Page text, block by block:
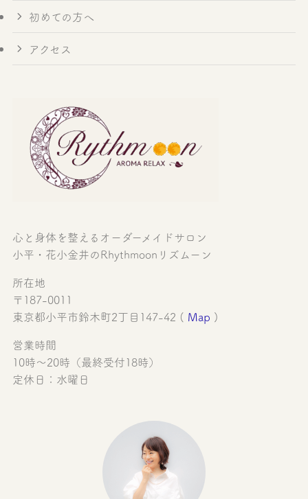
初めての方へ
アクセス
心と身体を整えるオーダーメイドサロン
小平・花小金井のRhythmoonリズムーン
所在地
〒187-0011
東京都小平市鈴木町2丁目147-42 ( Map )
営業時間
10時〜20時（最終受付18時）
定休日：水曜日